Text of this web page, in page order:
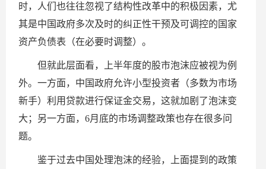
时，人们也往往忽视了结构性改革中的积极因素，尤
其是中国政府多次及时的纠正性干预及可调控的国家
资产负债表（在必要时调整）。
但就此层面看，上半年度的股市泡沫应被视为例
外。一方面，中国政府允许小型投资者（多数为市场
新手）利用贷款进行保证金交易，这就加剧了泡沫变
大；另一方面，6月底的市场调整政策也存在很多问
题。
鉴于过去中国处理泡沫的经验，上面提到的政策